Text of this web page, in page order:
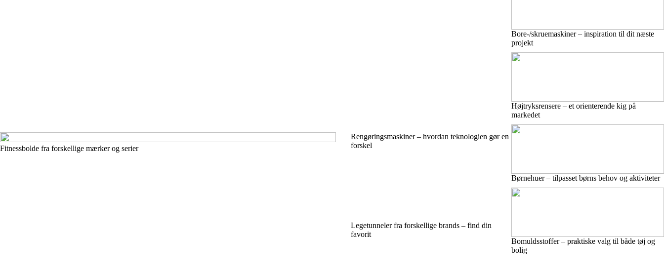
Fitnessbolde fra forskellige mærker og serier
Rengøringsmaskiner – hvordan teknologien gør en
forskel
Legetunneler fra forskellige brands – find din
favorit
Bore-/skruemaskiner – inspiration til dit næste
projekt
Højtryksrensere – et orienterende kig på
markedet
Børnehuer – tilpasset børns behov og aktiviteter
Bomuldsstoffer – praktiske valg til både tøj og
bolig